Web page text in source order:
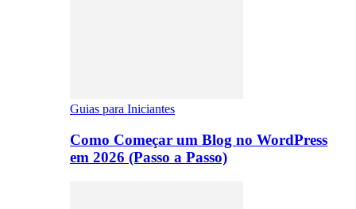
Guias para Iniciantes
Como Começar um Blog no WordPress
em 2026 (Passo a Passo)